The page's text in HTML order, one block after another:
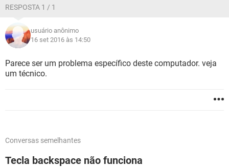
RESPOSTA 1 / 1
usuário anônimo
16 set 2016 às 14:50
Parece ser um problema específico deste computador. veja
um técnico.
Conversas semelhantes
Tecla backspace não funciona